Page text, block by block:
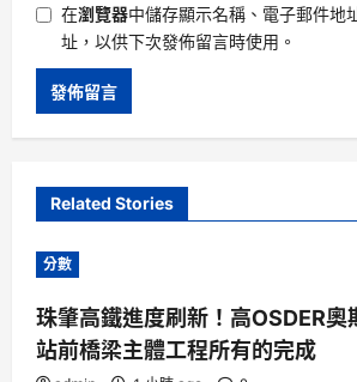
在瀏覽器中儲存顯示名稱、電子郵件地
址，以供下次發佈留言時使用。
Related Stories
分數
珠肇高鐵進度刷新！高OSDER奧
站前橋梁主體工程所有的完成